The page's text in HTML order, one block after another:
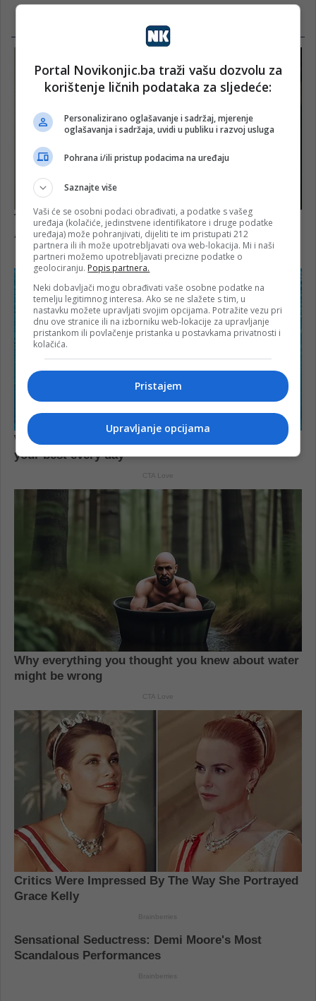
Portal Novikonjic.ba traži vašu dozvolu za
korištenje ličnih podataka za sljedeće:
Personalizirano oglašavanje i sadržaj, mjerenje
oglašavanja i sadržaja, uvidi u publiku i razvoj usluga
Pohrana i/ili pristup podacima na uređaju
Saznajte više
Vaši će se osobni podaci obrađivati, a podatke s vašeg
uređaja (kolačiće, jedinstvene identifikatore i druge podatke
uređaja) može pohranjivati, dijeliti te im pristupati 212
partnera ili ih može upotrebljavati ova web-lokacija. Mi i naši
partneri možemo upotrebljavati precizne podatke o
geolociranju. Popis partnera.
Neki dobavljači mogu obrađivati vaše osobne podatke na
temelju legitimnog interesa. Ako se ne slažete s tim, u
nastavku možete upravljati svojim opcijama. Potražite vezu pri
dnu ove stranice ili na izborniku web-lokacije za upravljanje
pristankom ili povlačenje pristanka u postavkama privatnosti i
kolačića.
Pristajem
Upravljanje opcijama